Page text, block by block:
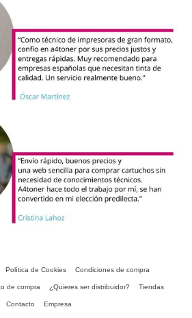
Política de Cookies Condiciones de compra
de compra ¿Quieres ser distribuidor? Tiendas
Contacto Empresa